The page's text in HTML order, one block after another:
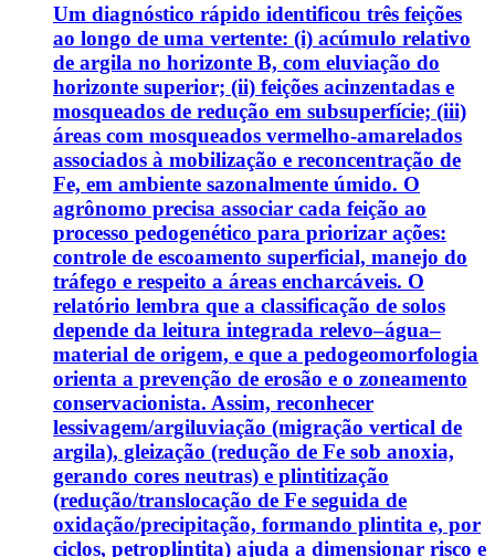
Um diagnóstico rápido identificou três feições
ao longo de uma vertente: (i) acúmulo relativo
de argila no horizonte B, com eluviação do
horizonte superior; (ii) feições acinzentadas e
mosqueados de redução em subsuperfície; (iii)
áreas com mosqueados vermelho-amarelados
associados à mobilização e reconcentração de
Fe, em ambiente sazonalmente úmido. O
agrônomo precisa associar cada feição ao
processo pedogenético para priorizar ações:
controle de escoamento superficial, manejo do
tráfego e respeito a áreas encharcáveis. O
relatório lembra que a classificação de solos
depende da leitura integrada relevo–água–
material de origem, e que a pedogeomorfologia
orienta a prevenção de erosão e o zoneamento
conservacionista. Assim, reconhecer
lessivagem/argiluviação (migração vertical de
argila), gleização (redução de Fe sob anoxia,
gerando cores neutras) e plintitização
(redução/translocação de Fe seguida de
oxidação/precipitação, formando plintita e, por
ciclos, petroplintita) ajuda a dimensionar risco e